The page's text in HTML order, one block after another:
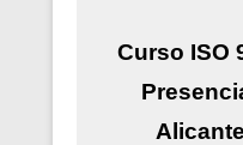
Curso ISO